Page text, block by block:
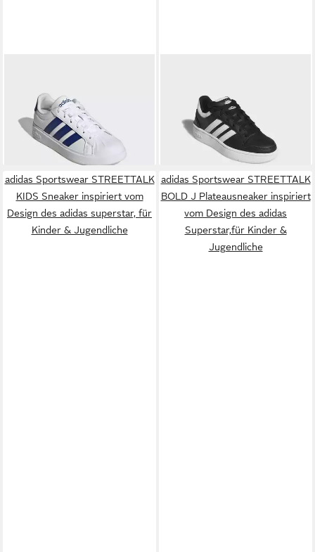
inspiriert vom Design des
adidas Superstar,für Kinder &
Jugendliche
ab 40,99 € UVP
-18%
für Kinder & Jugendliche
ab 32,99 € UVP40,00 €
-18%
adidas Sportswear STREETTALK
KIDS Sneaker inspiriert vom
Design des adidas superstar, für
Kinder & Jugendliche
adidas Sportswear STREETTALK
BOLD J Plateausneaker inspiriert
vom Design des adidas
Superstar,für Kinder &
Jugendliche